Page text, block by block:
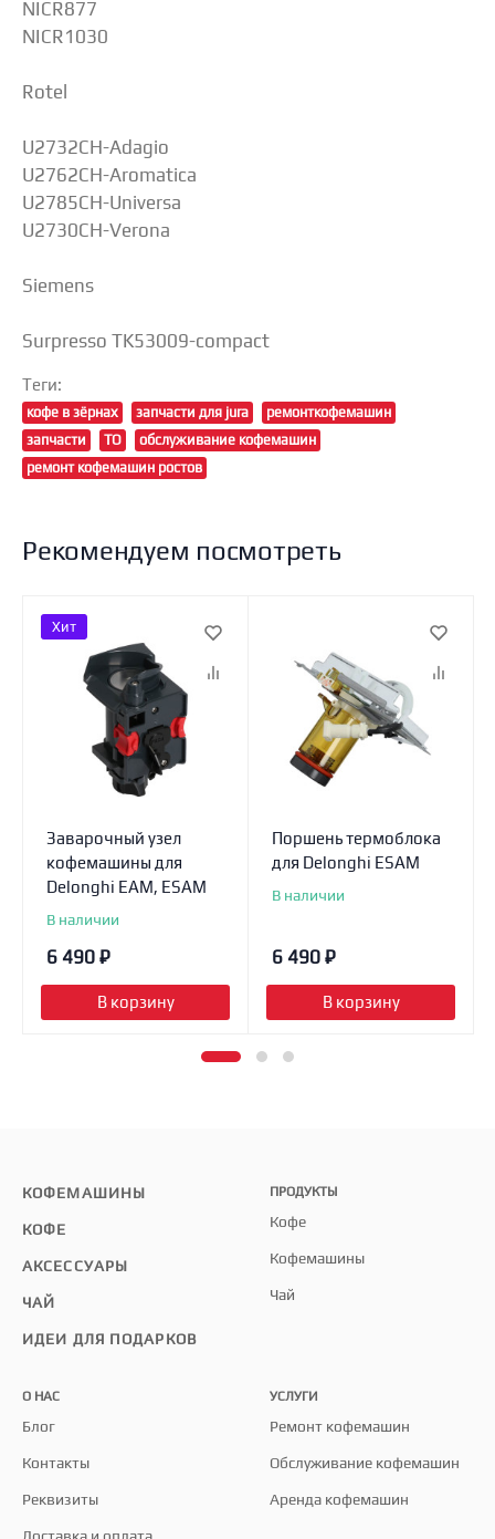
NICR877
NICR1030
Rotel
U2732CH-Adagio
U2762CH-Aromatica
U2785CH-Universa
U2730CH-Verona
Siemens
Surpresso TK53009-compact
Теги:
кофе в зёрнах запчасти для jura
ремонткофемашин
запчасти
ТО
обслуживание кофемашин
ремонт кофемашин ростов
Рекомендуем посмотреть
Заварочный узел
кофемашины для
Delonghi EAM, ESAM
В наличии
6 490 ₽
В корзину
Хит
Поршень термоблока
для Delonghi ESAM
В наличии
6 490 ₽
В корзину
КОФЕМАШИНЫ
КОФЕ
АКСЕССУАРЫ
ЧАЙ
ИДЕИ ДЛЯ ПОДАРКОВ
ПРОДУКТЫ
Кофе
Кофемашины
Чай
О НАС
Блог
Контакты
Реквизиты
УСЛУГИ
Ремонт кофемашин
Обслуживание кофемашин
Аренда кофемашин